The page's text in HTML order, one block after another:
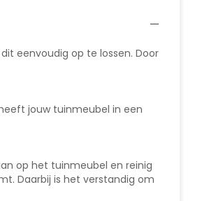
eenvoudig op te lossen. Door
jouw tuinmeubel in een
op het tuinmeubel en reinig
Daarbij is het verstandig om